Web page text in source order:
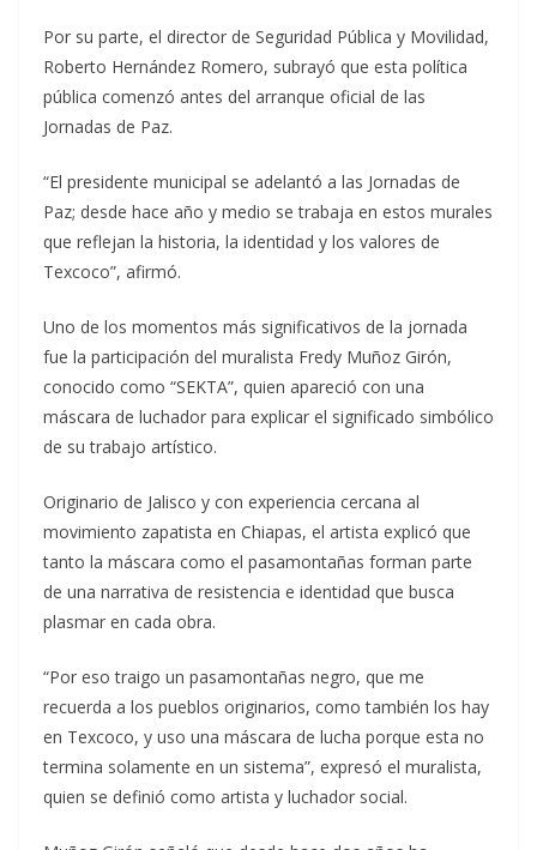
Por su parte, el director de Seguridad Pública y Movilidad,
Roberto Hernández Romero, subrayó que esta política
pública comenzó antes del arranque oficial de las
Jornadas de Paz.
“El presidente municipal se adelantó a las Jornadas de
Paz; desde hace año y medio se trabaja en estos murales
que reflejan la historia, la identidad y los valores de
Texcoco”, afirmó.
Uno de los momentos más significativos de la jornada
fue la participación del muralista Fredy Muñoz Girón,
conocido como “SEKTA”, quien apareció con una
máscara de luchador para explicar el significado simbólico
de su trabajo artístico.
Originario de Jalisco y con experiencia cercana al
movimiento zapatista en Chiapas, el artista explicó que
tanto la máscara como el pasamontañas forman parte
de una narrativa de resistencia e identidad que busca
plasmar en cada obra.
“Por eso traigo un pasamontañas negro, que me
recuerda a los pueblos originarios, como también los hay
en Texcoco, y uso una máscara de lucha porque esta no
termina solamente en un sistema”, expresó el muralista,
quien se definió como artista y luchador social.